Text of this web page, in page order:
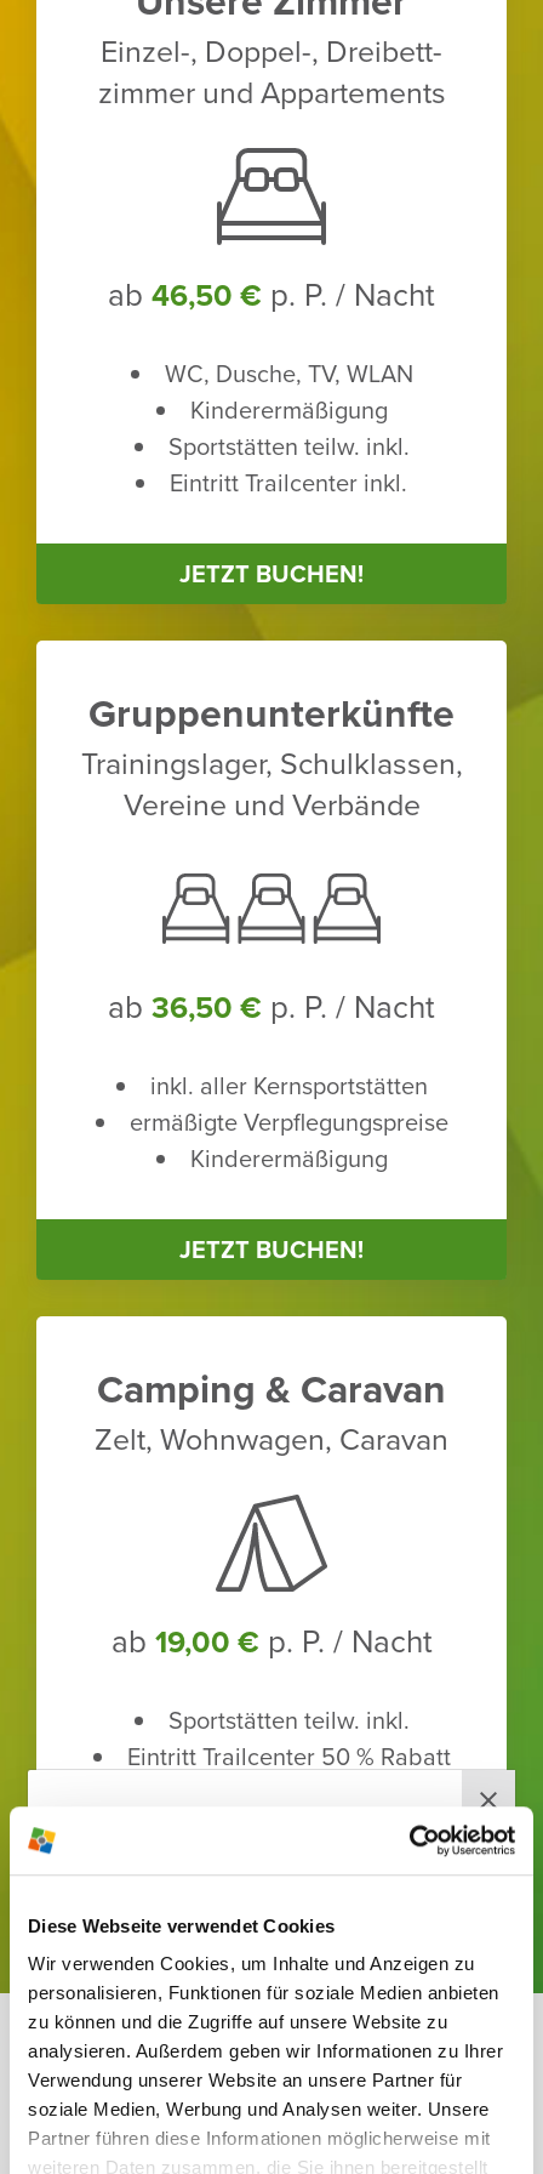
Diese Webseite verwendet Cookies
Wir verwenden Cookies, um Inhalte und Anzeigen zu
personalisieren, Funktionen für soziale Medien anbieten
zu können und die Zugriffe auf unsere Website zu
analysieren. Außerdem geben wir Informationen zu Ihrer
Verwendung unserer Website an unsere Partner für
soziale Medien, Werbung und Analysen weiter. Unsere
Partner führen diese Informationen möglicherweise mit
weiteren Daten zusammen, die Sie ihnen bereitgestellt
Einzel-, Doppel-, Drei­bett­
zimmer und Appar­te­ments
ab 46,50 € p. P. / Nacht
WC, Dusche, TV, WLAN
Kinder­er­mä­ßi­gung
Sport­stätten teilw. inkl.
Eintritt Trailcenter inkl.
JETZT BUCHEN!
Grup­pen­un­ter­künfte
Trai­nings­lager, Schul­klassen,
Vereine und Verbände
ab 36,50 € p. P. / Nacht
inkl. aller Kern­sport­stätten
ermä­ßigte Verpfle­gungs­preise
Kinder­er­mä­ßi­gung
JETZT BUCHEN!
Camping & Caravan
Zelt, Wohn­wagen, Caravan
ab 19,00 € p. P. / Nacht
Sport­stätten teilw. inkl.
Eintritt Trailcenter 50 % Rabatt
JETZT BUCHEN!
ZUSATZ­AN­GE­BOTE
FÜR DEIN TRAI­NINGS­
LAGER
RABEN­BERG-
NEWS­LETTER
Jetzt anmelden und wir versorgen
dich mehr­mals im Jahr mit brand­
heißen News, ausge­wählten Infos,
tollen Ange­boten und span­nenden
Themen direkt vom Raben­berg.